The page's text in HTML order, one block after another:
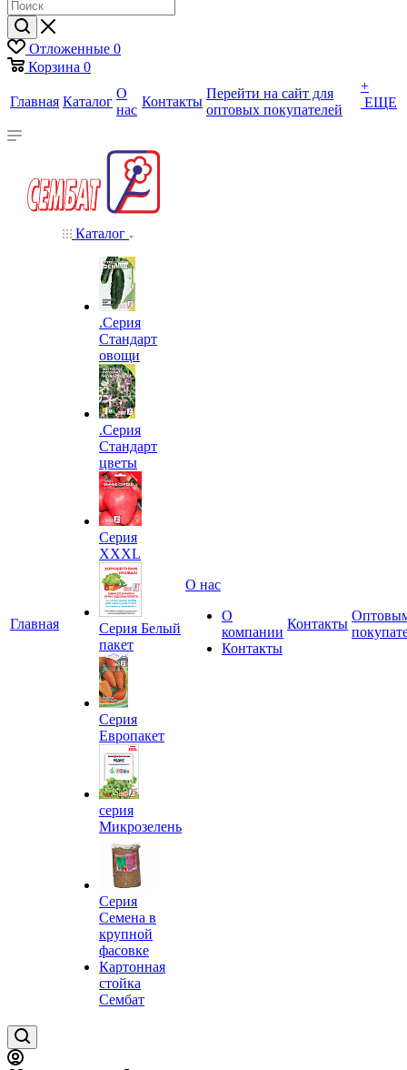
Отложенные 0
Корзина 0
Главная Каталог
О
нас
Контакты
Перейти на сайт для
оптовых покупателей
+
ЕЩЕ
Главная
Каталог
.Серия
Стандарт
овощи
.Серия
Стандарт
цветы
Серия
XXXL
Серия Белый
пакет
Серия
Европакет
серия
Микрозелень
Серия
Семена в
крупной
фасовке
Картонная
стойка
Сембат
О нас
О
компании
Контакты
Контакты